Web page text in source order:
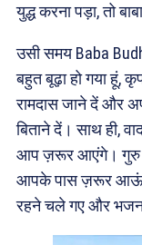
युद्ध करना पड़ा, तो
उसी समय Baba
बहुत बूढ़ा हो गया हूं,
रामदास जाने दें और
बिताने दें। साथ ही,
आप ज़रूर आएंगे। गुरु
आपके पास ज़रूर
रहने चले गए और भजन